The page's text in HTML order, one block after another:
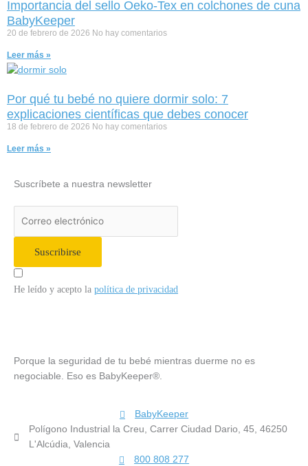
Importancia del sello Oeko-Tex en colchones de cuna
BabyKeeper
20 de febrero de 2026 No hay comentarios
Leer más »
Por qué tu bebé no quiere dormir solo: 7
explicaciones científicas que debes conocer
18 de febrero de 2026 No hay comentarios
Leer más »
Suscríbete a nuestra newsletter
Suscribirse
He leído y acepto la política de privacidad
Porque la seguridad de tu bebé mientras duerme no es
negociable. Eso es BabyKeeper®.
BabyKeeper
Polígono Industrial la Creu, Carrer Ciudad Dario, 45, 46250
L'Alcúdia, Valencia
800 808 277